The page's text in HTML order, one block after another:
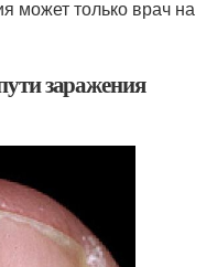
может только врач на
заражения